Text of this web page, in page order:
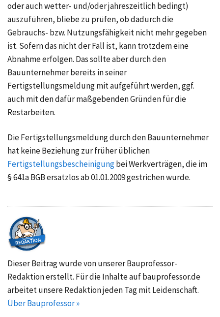
oder auch wetter- und/oder jahreszeitlich bedingt)
auszuführen, bliebe zu prüfen, ob dadurch die
Gebrauchs- bzw. Nutzungsfähigkeit nicht mehr gegeben
ist. Sofern das nicht der Fall ist, kann trotzdem eine
Abnahme erfolgen. Das sollte aber durch den
Bauunternehmer bereits in seiner
Fertigstellungsmeldung mit aufgeführt werden, ggf.
auch mit den dafür maßgebenden Gründen für die
Restarbeiten.
Die Fertigstellungsmeldung durch den Bauunternehmer
hat keine Beziehung zur früher üblichen
Fertigstellungsbescheinigungbei Werkverträgen, die im
§ 641a BGB ersatzlos ab 01.01.2009 gestrichen wurde.
Dieser Beitrag wurde von unserer Bauprofessor-
Redaktion erstellt. Für die Inhalte auf bauprofessor.de
arbeitet unsere Redaktion jeden Tag mit Leidenschaft.
Über Bauprofessor »